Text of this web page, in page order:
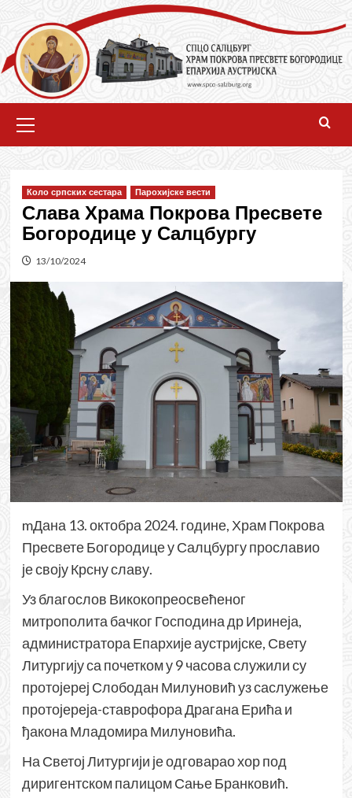
Skip
content
Menu
Коло српских сестара Парохијске вести
Слава Храма Покрова Пресвете
Богородице у Салцбургу
13/10/2024
mДана 13. октобра 2024. године, Храм Покрова
Пресвете Богородице у Салцбургу прославио
је своју Крсну славу.
Уз благослов Викокопреосвећеног
митрополита бачког Господина др Иринеја,
администратора Епархије аустријске, Свету
Литургију са почетком у 9 часова служили су
протојереј Слободан Милуновић уз саслужење
протојереја-ставрофора Драгана Ерића и
ђакона Младомира Милуновића.
На Светој Литургији је одговарао хор под
диригентском палицом Сање Бранковић.